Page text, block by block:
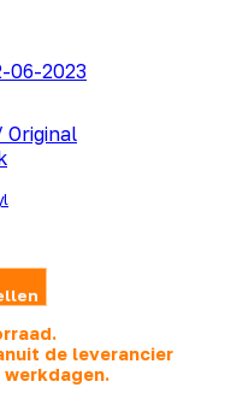
06-2023
Original
de leverancier
werkdagen.